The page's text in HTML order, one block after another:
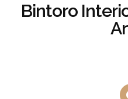
Bintoro